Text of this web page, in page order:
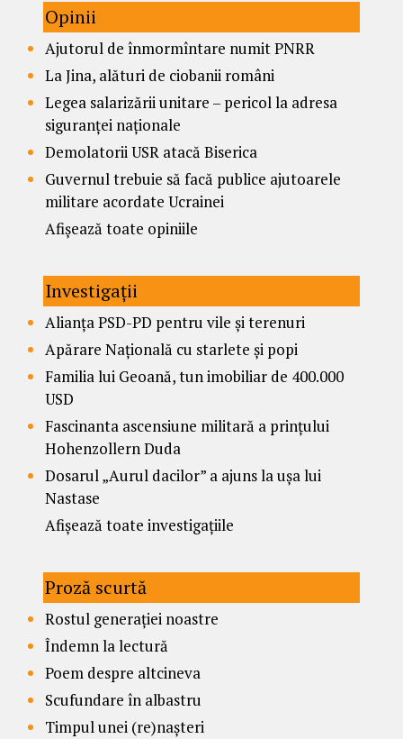
Opinii
Ajutorul de înmormîntare numit PNRR
La Jina, alături de ciobanii români
Legea salarizării unitare – pericol la adresa
siguranței naționale
Demolatorii USR atacă Biserica
Guvernul trebuie să facă publice ajutoarele
militare acordate Ucrainei
Afișează toate opiniile
Investigații
Alianța PSD-PD pentru vile și terenuri
Apărare Națională cu starlete și popi
Familia lui Geoană, tun imobiliar de 400.000
USD
Fascinanta ascensiune militară a prințului
Hohenzollern Duda
Dosarul „Aurul dacilor” a ajuns la ușa lui
Nastase
Afișează toate investigațiile
Proză scurtă
Rostul generației noastre
Îndemn la lectură
Poem despre altcineva
Scufundare în albastru
Timpul unei (re)nașteri